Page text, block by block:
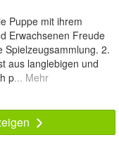
Puppe mit ihrem
Erwachsenen Freude
Spielzeugsammlung. 2.
aus langlebigen und
p... Mehr